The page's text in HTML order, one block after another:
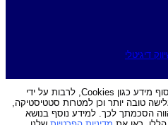
דיגיטלי
באתר זה נעשה שימוש בטכנולוגיות איסוף מידע כגון Cookies, לרבות על ידי
טובה יותר וכן למטרות סטטיסטיקה,
הסכמתך לכך. למידע נוסף בנושא